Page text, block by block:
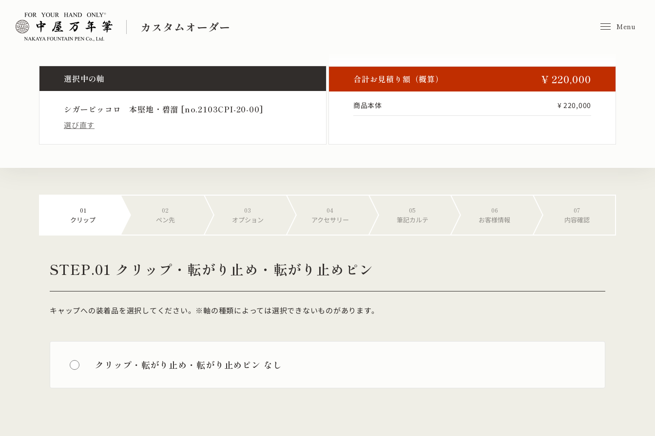
Menu
カスタムオーダー
選択中の軸
シガーピッコロ 本堅地・碧溜 [no.2103CPI-20-00]
選び直す
合計お見積り額（概算） ¥ 220,000
商品本体 ¥ 220,000
01
クリップ
02
ペン先
03
オプション
04
アクセサリー
05
筆記カルテ
06
お客様情報
07
内容確認
STEP.01 クリップ・転がり止め・転がり止めピン
キャップへの装着品を選択してください。※軸の種類によっては選択できないものがあります。
クリップ・転がり止め・転がり止めピン なし